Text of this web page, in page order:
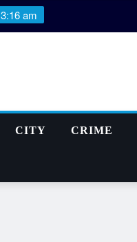
3:16 am
CITY CRIME